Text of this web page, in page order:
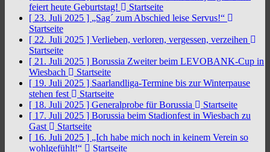
feiert heute Geburtstag!
Startseite
[ 23. Juli 2025 ] „Sag´ zum Abschied leise Servus!“
Startseite
[ 22. Juli 2025 ] Verlieben, verloren, vergessen, verzeihen
Startseite
[ 21. Juli 2025 ] Borussia Zweiter beim LEVOBANK-Cup in
Wiesbach
Startseite
[ 19. Juli 2025 ] Saarlandliga-Termine bis zur Winterpause
stehen fest
Startseite
[ 18. Juli 2025 ] Generalprobe für Borussia
Startseite
[ 17. Juli 2025 ] Borussia beim Stadionfest in Wiesbach zu
Gast
Startseite
[ 16. Juli 2025 ] „Ich habe mich noch in keinem Verein so
wohlgefühlt!“
Startseite